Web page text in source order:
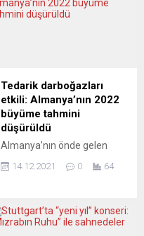
Tedarik darboğazları
etkili: Almanya’nın 2022
büyüme tahmini
düşürüldü
Almanya’nın önde gelen
kuruluşlarından Ekonomi
büyüme tahminini, yeni tip
14.12.2021 0 64